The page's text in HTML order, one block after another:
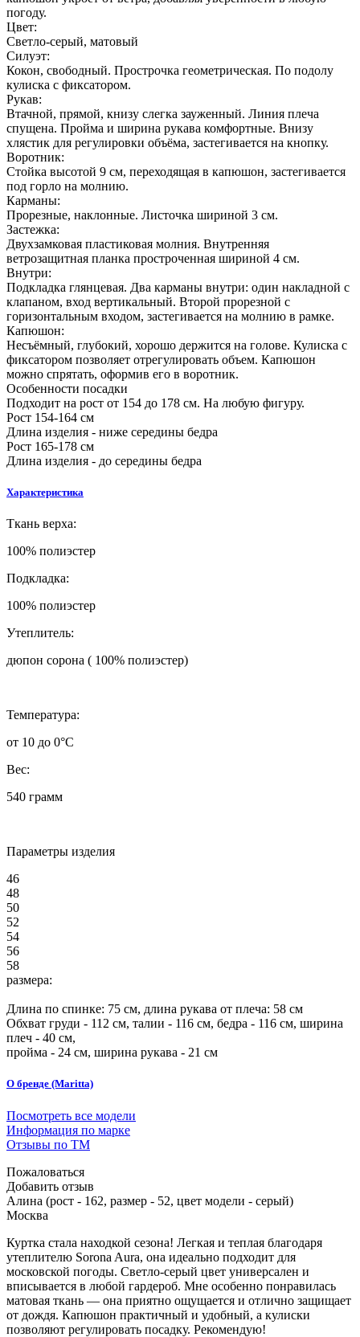
погоду.
Цвет:
Светло-серый, матовый
Силуэт:
Кокон, свободный. Прострочка геометрическая. По подолу
кулиска с фиксатором.
Рукав:
Втачной, прямой, книзу слегка зауженный. Линия плеча
спущена. Пройма и ширина рукава комфортные. Внизу
хлястик для регулировки объёма, застегивается на кнопку.
Воротник:
Стойка высотой 9 см, переходящая в капюшон, застегивается
под горло на молнию.
Карманы:
Прорезные, наклонные. Листочка шириной 3 см.
Застежка:
Двухзамковая пластиковая молния. Внутренняя
ветрозащитная планка простроченная шириной 4 см.
Внутри:
Подкладка глянцевая. Два карманы внутри: один накладной с
клапаном, вход вертикальный. Второй прорезной с
горизонтальным входом, застегивается на молнию в рамке.
Капюшон:
Несъёмный, глубокий, хорошо держится на голове. Кулиска с
фиксатором позволяет отрегулировать объем. Капюшон
можно спрятать, оформив его в воротник.
Особенности посадки
Подходит на рост от 154 до 178 см. На любую фигуру.
Рост 154-164 см
Длина изделия - ниже середины бедра
Рост 165-178 см
Длина изделия - до середины бедра
Характеристика
Ткань верха:
100% полиэстер
Подкладка:
100% полиэстер
Утеплитель:
дюпон сорона ( 100% полиэстер)
Температура:
от 10 до 0°C
Вес:
540 грамм
Параметры изделия
46
48
50
52
54
56
58
размера:
Длина по спинке: 75 см, длина рукава от плеча: 58 см
Обхват груди - 112 см, талии - 116 см, бедра - 116 см, ширина
плеч - 40 см,
пройма - 24 см, ширина рукава - 21 см
О бренде (Maritta)
Посмотреть все модели
Информация по марке
Отзывы по ТМ
Пожаловаться
Добавить отзыв
Алина (рост - 162, размер - 52, цвет модели - серый)
Москва
Куртка стала находкой сезона! Легкая и теплая благодаря
утеплителю Sorona Aura, она идеально подходит для
московской погоды. Светло-серый цвет универсален и
вписывается в любой гардероб. Мне особенно понравилась
матовая ткань — она приятно ощущается и отлично защищает
от дождя. Капюшон практичный и удобный, а кулиски
позволяют регулировать посадку. Рекомендую!